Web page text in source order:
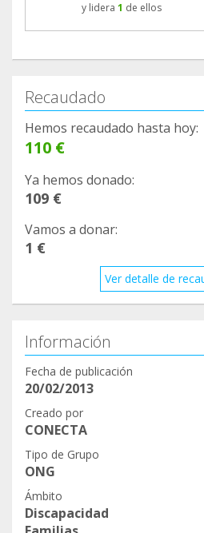
y lidera 1 de ellos
Recaudado
Hemos recaudado hasta hoy:
110 €
Ya hemos donado:
109 €
Vamos a donar:
1 €
Ver detalle de
Información
Fecha de publicación
20/02/2013
Creado por
CONECTA
Tipo de Grupo
ONG
Ámbito
Discapacidad